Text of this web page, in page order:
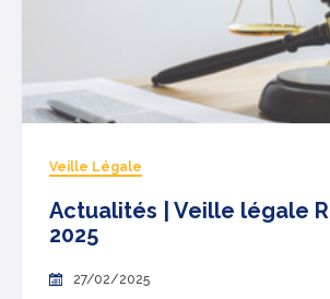
Veille Légale
Actualités | Veille légale
2025
27/02/2025